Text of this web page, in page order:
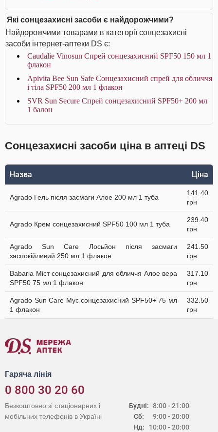
Які сонцезахисні засоби є найдорожчими?
Найдорожчими товарами в категорії сонцезахисні
засоби інтернет-аптеки DS є:
Caudalie Vinosun Спрей сонцезахисний SPF50 150 мл 1
флакон
Apivita Bee Sun Safe Сонцезахисний спрей для обличчя
і тіла SPF50 200 мл 1 флакон
SVR Sun Secure Спрей сонцезахисний SPF50+ 200 мл
1 балон
Сонцезахисні засоби ціна в аптеці DS
Назва Ціна
Agrado Гель після засмаги Алое 200 мл 1 туба
141.40
грн
Agrado Крем сонцезахисний SPF50 100 мл 1 туба
239.40
грн
Agrado Sun Care Лосьйон після засмаги
заспокійливий 250 мл 1 флакон
241.50
грн
Babaria Міст сонцезахисний для обличчя Алое вера
SPF50 75 мл 1 флакон
317.10
грн
Agrado Sun Care Мус сонцезахисний SPF50+ 75 мл
1 флакон
332.50
грн
Гаряча лінія
0 800 30 20 60
Будні:
Сб:
Нд:
8:00 - 21:00
9:00 - 20:00
10:00 - 20:00
Безкоштовно зі стаціонарних і
мобільних телефонів в Україні